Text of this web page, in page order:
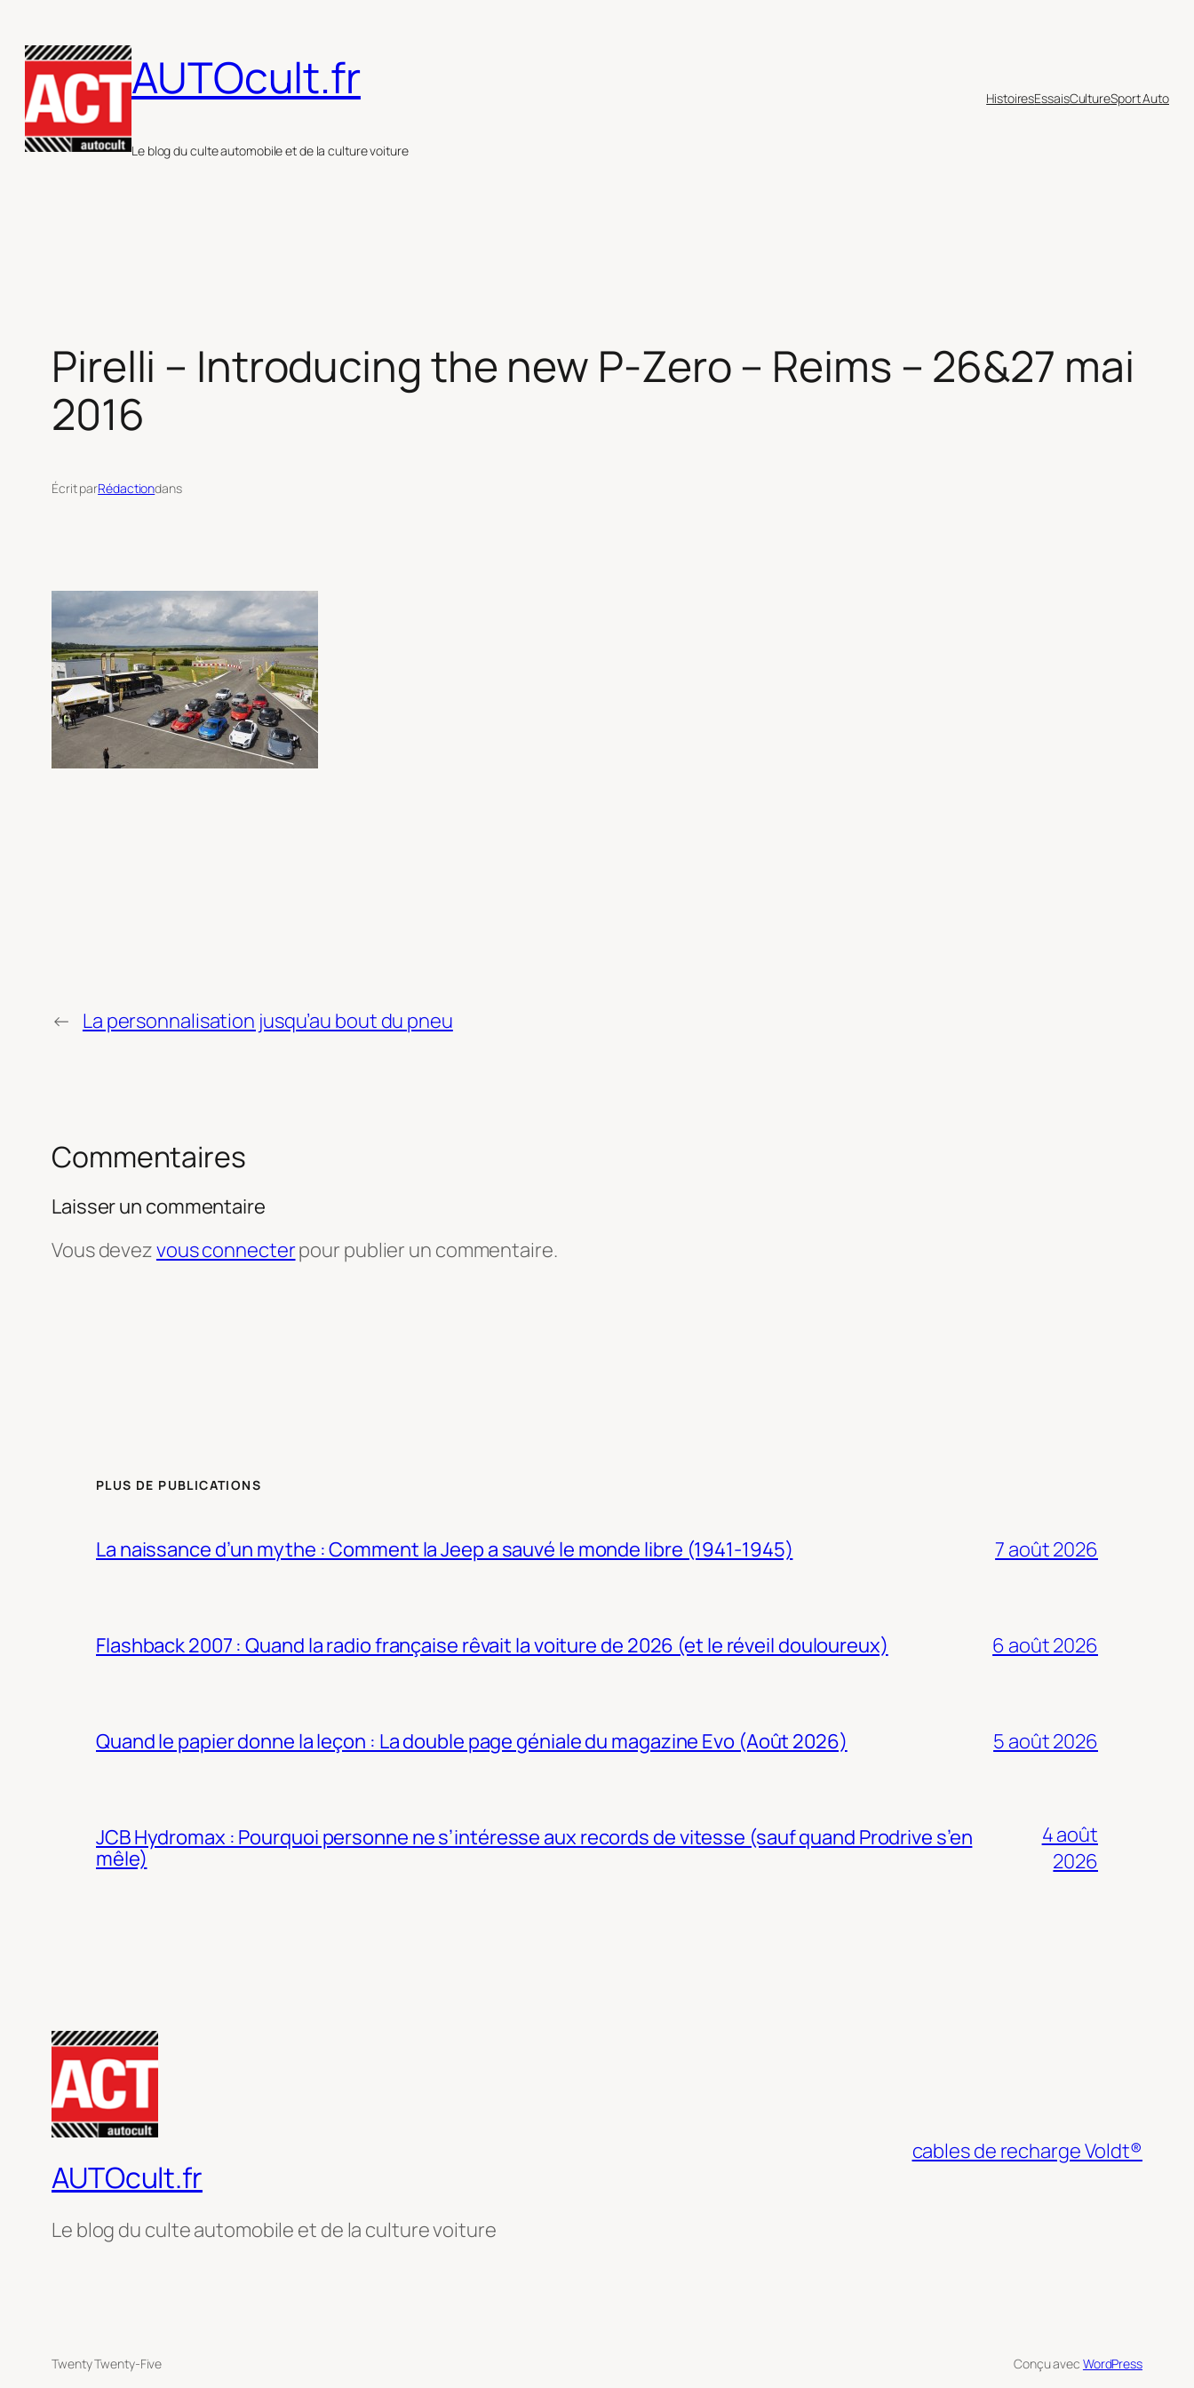
au
contenu
AUTOcult.fr
Le blog du culte automobile et de la culture voiture
HistoiresEssaisCultureSport Auto
Pirelli – Introducing the new P-Zero – Reims – 26&27 mai
2016
Écrit parRédactiondans
← La personnalisation jusqu’au bout du pneu
Commentaires
Laisser un commentaire
Vous devezvous connecterpour publier un commentaire.
PLUS DE PUBLICATIONS
La naissance d’un mythe : Comment la Jeep a sauvé le monde libre (1941-1945) 7 août 2026
Flashback 2007 : Quand la radio française rêvait la voiture de 2026 (et le réveil douloureux) 6 août 2026
Quand le papier donne la leçon : La double page géniale du magazine Evo (Août 2026) 5 août 2026
JCB Hydromax : Pourquoi personne ne s’intéresse aux records de vitesse (sauf quand Prodrive s’en
mêle)
4 août
2026
AUTOcult.fr
Le blog du culte automobile et de la culture voiture
cables de recharge Voldt®
Twenty Twenty-Five Conçu avec WordPress